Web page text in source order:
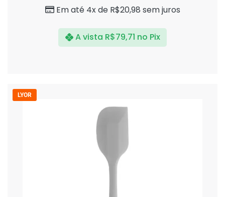
Em até 4x de R$20,98 sem juros
A vista R$79,71 no Pix
LYOR